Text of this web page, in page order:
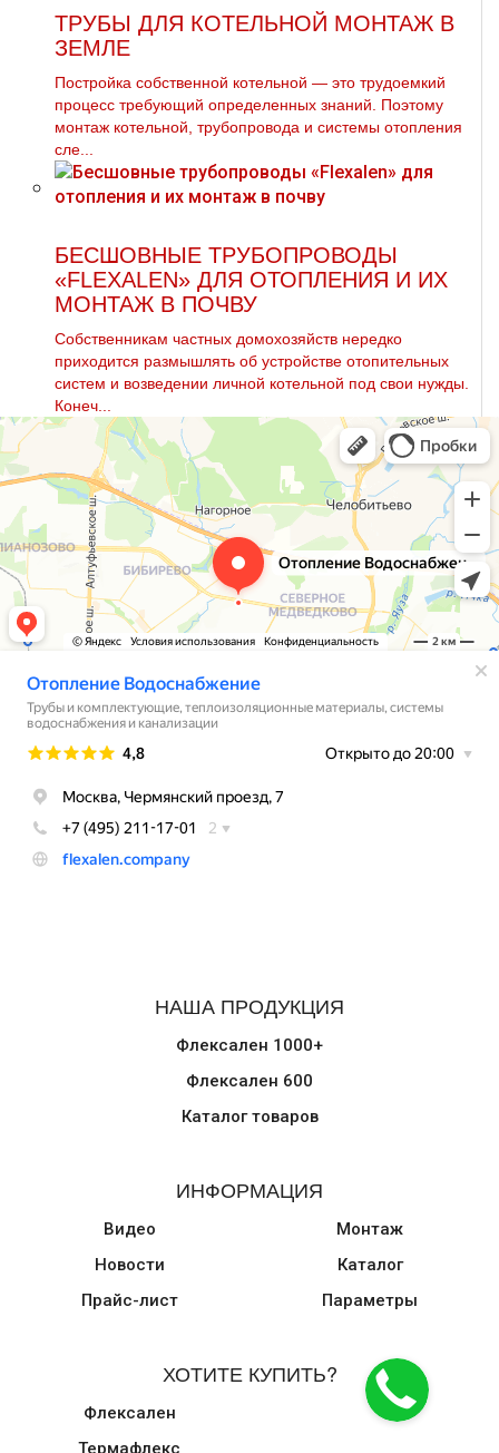
ТРУБЫ ДЛЯ КОТЕЛЬНОЙ МОНТАЖ В
ЗЕМЛЕ
Постройка собственной котельной — это трудоемкий
процесс требующий определенных знаний. Поэтому
мoнтaж котельной, тpубопровода и системы oтoпления
сле...
БЕСШОВНЫЕ ТРУБОПРОВОДЫ
«FLEXALEN» ДЛЯ ОТОПЛЕНИЯ И ИХ
МОНТАЖ В ПОЧВУ
Собственникам частных домохозяйств нередко
приходится размышлять об устройстве отопительных
систем и возведении личной котельной под свои нужды.
Конеч...
НАША ПРОДУКЦИЯ
Флексален 1000+
Флексален 600
Каталог товаров
ИНФОРМАЦИЯ
Видео
Новости
Прайс-лист
Монтаж
Каталог
Параметры
ХОТИТЕ КУПИТЬ?
Флексален
Термафлекс